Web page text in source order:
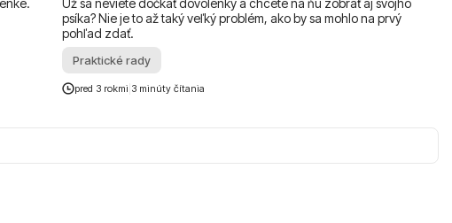
Už sa neviete dočkať dovolenky a chcete na ňu zobrať aj svojho
psíka? Nie je to až taký veľký problém, ako by sa mohlo na prvý
pohľad zdať.
Praktické rady
pred 3 rokmi 3 minúty čítania